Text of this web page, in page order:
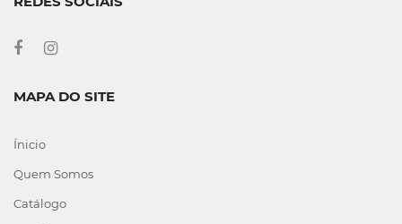
MAPA DO SITE
Ínicio
Quem Somos
Catálogo